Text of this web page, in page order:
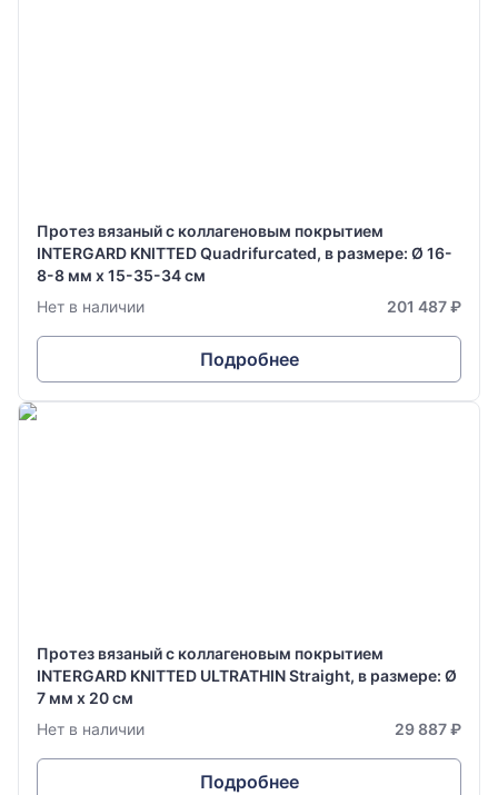
Протез вязаный с коллагеновым покрытием
INTERGARD KNITTED Quadrifurcated, в размере: Ø 16-
8-8 мм х 15-35-34 см
Нет в наличии
201 487 ₽
Подробнее
Протез вязаный с коллагеновым покрытием
INTERGARD KNITTED ULTRATHIN Straight, в размере: Ø
7 мм х 20 см
Нет в наличии
29 887 ₽
Подробнее